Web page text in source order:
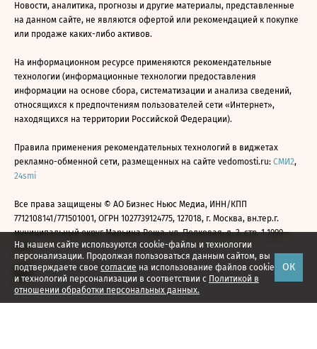
На нашем сайте используются cookie-файлы и технологии
персонализации. Продолжая пользоваться данным сайтом, вы
подтверждаете свое согласие на использование файлов cookie
и технологий персонализации в соответствии с Политикой в
отношении обработки персональных данных.
ОК
Новости, аналитика, прогнозы и другие материалы, представленные
на данном сайте, не являются офертой или рекомендацией к покупке
или продаже каких-либо активов.
На информационном ресурсе применяются рекомендательные
технологии (информационные технологии предоставления
информации на основе сбора, систематизации и анализа сведений,
относящихся к предпочтениям пользователей сети «Интернет»,
находящихся на территории Российской Федерации).
Правила применения рекомендательных технологий в виджетах
рекламно-обменной сети, размещенных на сайте vedomosti.ru: СМИ2,
24smi
Все права защищены © АО Бизнес Ньюс Медиа, ИНН/КПП
7712108141/771501001, ОГРН 1027739124775, 127018, г. Москва, вн.тер.г.
муниципальный округ Марьина Роща, ул. Полковая, д. 3, стр. 1 1999—
2026